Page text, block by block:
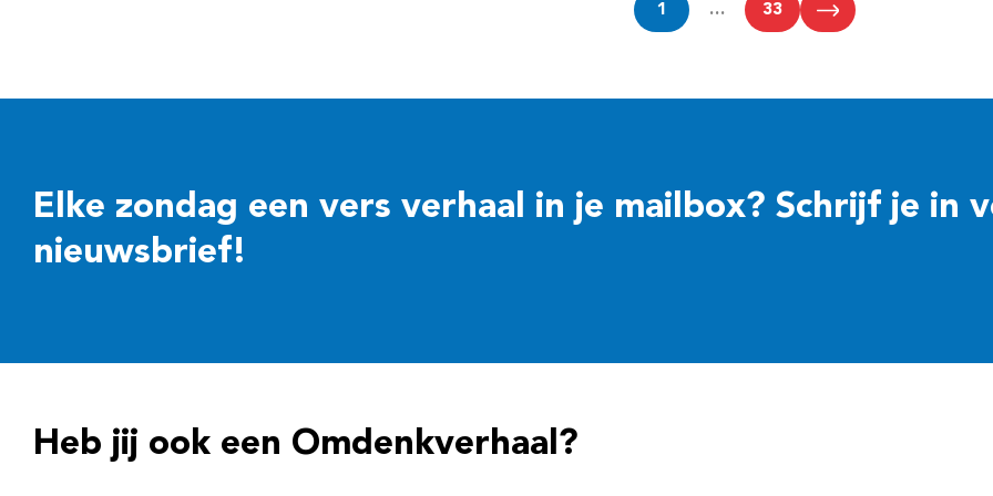
1 … 33
Elke zondag een vers verhaal in je mailbox? Schrijf je in
nieuwsbrief!
Heb jij ook een Omdenkverhaal?